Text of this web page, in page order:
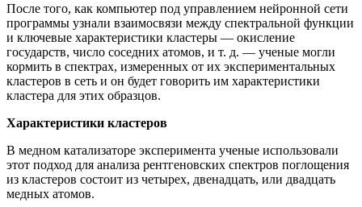
После того, как компьютер под управлением нейронной сети
программы узнали взаимосвязи между спектральной функции
и ключевые характеристики кластеры — окисление
государств, число соседних атомов, и т. д. — ученые могли
кормить в спектрах, измеренных от их экспериментальных
кластеров в сеть и он будет говорить им характеристики
кластера для этих образцов.
Характеристики кластеров
В медном катализаторе эксперимента ученые использовали
этот подход для анализа рентгеновских спектров поглощения
из кластеров состоит из четырех, двенадцать, или двадцать
медных атомов.